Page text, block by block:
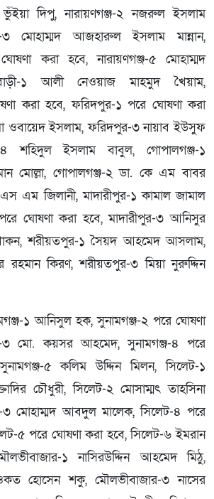
ভুঁইয়া দিপু, নারায়ণগঞ্জ-২ নজরুল ইসলাম
৩ মোহাম্মদ আজহারুল ইসলাম মান্নান,
করা হবে, নারায়ণগঞ্জ-৫ মোহাম্মদ
১ আলী নেওয়াজ মাহমুদ খৈয়াম,
করা হবে, ফরিদপুর-১ পরে ঘোষণা করা
ওবায়েদ ইসলাম, ফরিদপুর-৩ নায়াব ইউসুফ
শহিদুল ইসলাম বাবুল, গোপালগঞ্জ-১
মোল্লা, গোপালগঞ্জ-২ ডা. কে এম বাবর
এম জিলানী, মাদারীপুর-১ কামাল জামাল
পরে ঘোষণা করা হবে, মাদারীপুর-৩ আনিসুর
শরীয়তপুর-১ সৈয়দ আহমেদ আসলাম,
কিরণ, শরীয়তপুর-৩ মিয়া নুরুদ্দিন
১ আনিসুল হক, সুনামগঞ্জ-২ পরে ঘোষণা
৩ মো. কয়সর আহমেদ, সুনামগঞ্জ-৪ পরে
৫ কলিম উদ্দিন মিলন, সিলেট-১
চৌধুরী, সিলেট-২ মোসাম্মৎ তাহসিনা
৩ মোহাম্মদ আবদুল মালেক, সিলেট-৪ পরে
৫ পরে ঘোষণা করা হবে, সিলেট-৬ ইমরান
১ নাসিরউদ্দিন আহমেদ মিঠু,
হোসেন শকু, মৌলভীবাজার-৩ নাসের